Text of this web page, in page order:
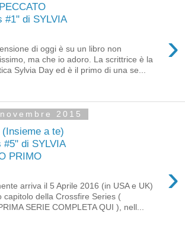
#1" di SYLVIA
›
di oggi è su un libro non
ma che io adoro. La scrittrice è la
Sylvia Day ed è il primo di una se...
2015
a te)
di SYLVIA
PRIMO
›
arriva il 5 Aprile 2016 (in USA e UK)
capitolo della Crossfire Series (
SERIE COMPLETA QUI ), nell...